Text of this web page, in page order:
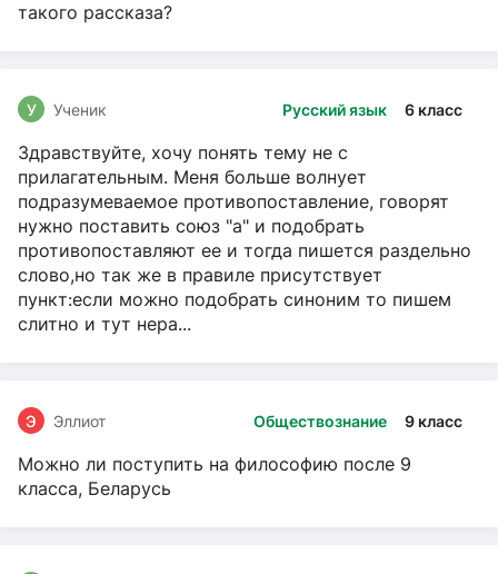
такого рассказа?
Русский язык 6 класс
У Ученик
Здравствуйте, хочу понять тему не с
прилагательным. Меня больше волнует
подразумеваемое противопоставление, говорят
нужно поставить союз "а" и подобрать
противопоставляют ее и тогда пишется раздельно
слово,но так же в правиле присутствует
пункт:если можно подобрать синоним то пишем
слитно и тут нера...
Обществознание 9 класс
Э Эллиот
Можно ли поступить на философию после 9
класса, Беларусь